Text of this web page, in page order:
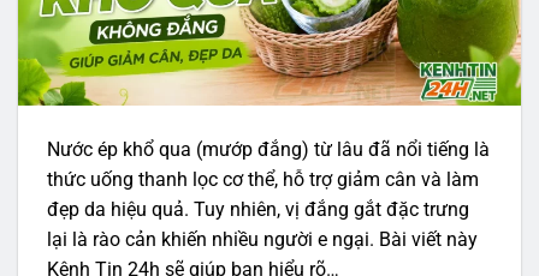
Nước ép khổ qua (mướp đắng) từ lâu đã nổi tiếng là
thức uống thanh lọc cơ thể, hỗ trợ giảm cân và làm
đẹp da hiệu quả. Tuy nhiên, vị đắng gắt đặc trưng
lại là rào cản khiến nhiều người e ngại. Bài viết này
Kênh Tin 24h sẽ giúp bạn hiểu rõ…